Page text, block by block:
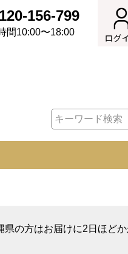
156-799
間10:00〜18:00
の方はお届けに2日ほど